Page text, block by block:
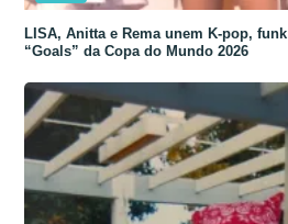
LISA, Anitta e Rema unem K-pop,
“Goals” da Copa do Mundo 2026